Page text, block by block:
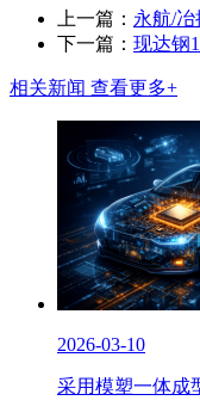
上一篇： 永航/冶
下一篇： 现达钢
相关新闻 查看更多+
2026-03-10
采用模塑一体成